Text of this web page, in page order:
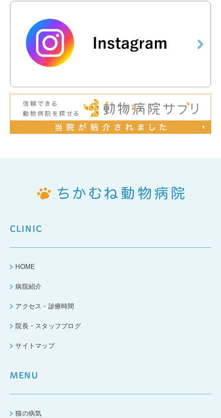
CLINIC
HOME
病院紹介
アクセス・診療時間
院長・スタッフブログ
サイトマップ
MENU
猫の病気